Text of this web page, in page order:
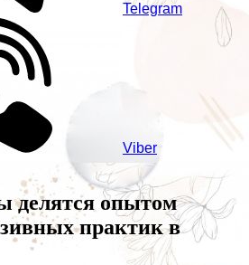
Telegram
Viber
делятся опытом
практик в